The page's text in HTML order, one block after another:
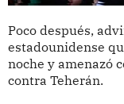
Poco después,
estadounidense
noche y amenazó
contra Teherán.